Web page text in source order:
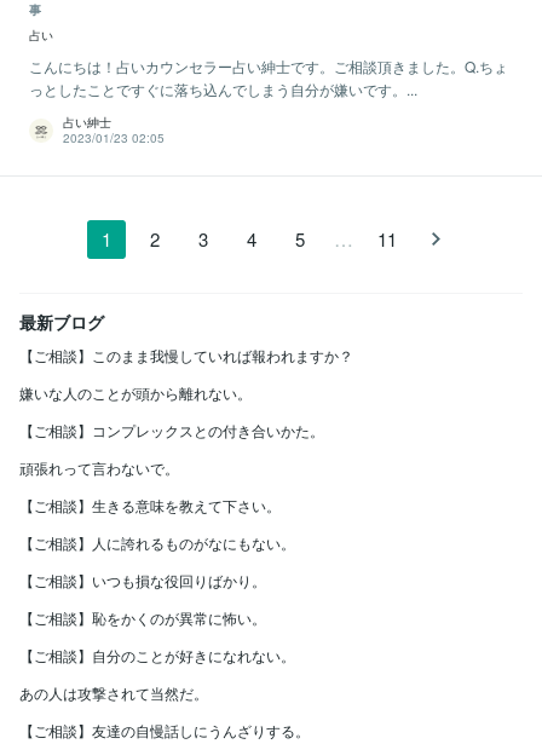
事
占い
こんにちは！占いカウンセラー占い紳士です。ご相談頂きました。Q.ちょ
っとしたことですぐに落ち込んでしまう自分が嫌いです。...
占い紳士
2023/01/23 02:05
1 2 3 4 5 … 11
最新ブログ
【ご相談】このまま我慢していれば報われますか？
嫌いな人のことが頭から離れない。
【ご相談】コンプレックスとの付き合いかた。
頑張れって言わないで。
【ご相談】生きる意味を教えて下さい。
【ご相談】人に誇れるものがなにもない。
【ご相談】いつも損な役回りばかり。
【ご相談】恥をかくのが異常に怖い。
【ご相談】自分のことが好きになれない。
あの人は攻撃されて当然だ。
【ご相談】友達の自慢話しにうんざりする。